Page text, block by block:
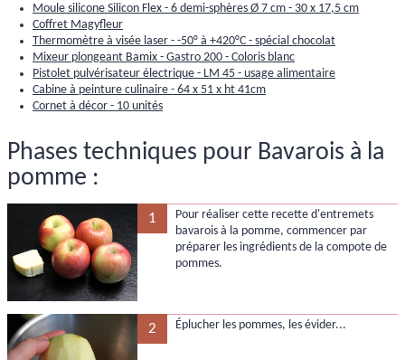
Moule silicone Silicon Flex - 6 demi-sphères Ø 7 cm - 30 x 17,5 cm
Coffret Magyfleur
Thermomètre à visée laser - -50° à +420°C - spécial chocolat
Mixeur plongeant Bamix - Gastro 200 - Coloris blanc
Pistolet pulvérisateur électrique - LM 45 - usage alimentaire
Cabine à peinture culinaire - 64 x 51 x ht 41cm
Cornet à décor - 10 unités
Phases techniques pour Bavarois à la
pomme :
1
Pour réaliser cette recette d'entremets
bavarois à la pomme, commencer par
préparer les ingrédients de la compote de
pommes.
2 Éplucher les pommes, les évider...